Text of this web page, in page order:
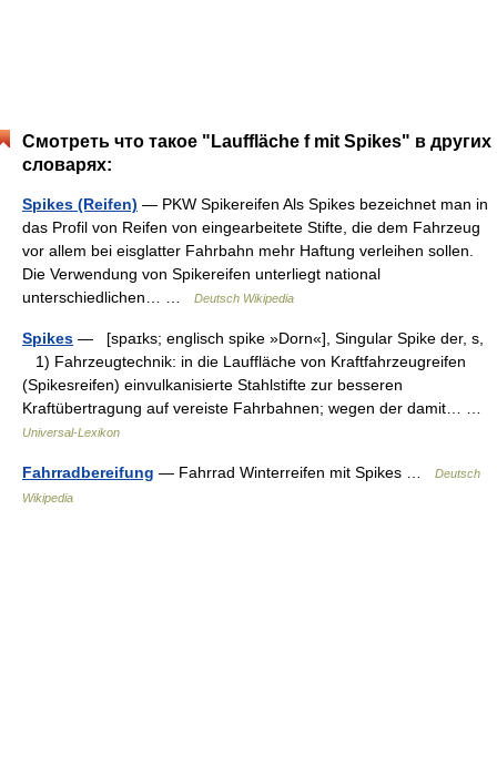
Смотреть что такое "Lauffläche f mit Spikes" в других
словарях:
Spikes (Reifen) — PKW Spikereifen Als Spikes bezeichnet man in
das Profil von Reifen von eingearbeitete Stifte, die dem Fahrzeug
vor allem bei eisglatter Fahrbahn mehr Haftung verleihen sollen.
Die Verwendung von Spikereifen unterliegt national
unterschiedlichen… …
Deutsch Wikipedia
Spikes — [spaɪks; englisch spike »Dorn«], Singular Spike der, s,
1) Fahrzeugtechnik: in die Lauffläche von Kraftfahrzeugreifen
(Spikesreifen) einvulkanisierte Stahlstifte zur besseren
Kraftübertragung auf vereiste Fahrbahnen; wegen der damit… …
Universal-Lexikon
Fahrradbereifung — Fahrrad Winterreifen mit Spikes …
Deutsch
Wikipedia